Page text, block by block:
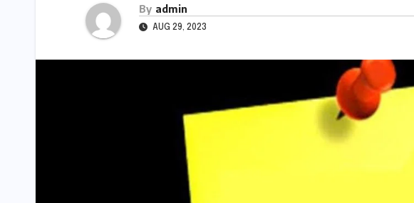
By admin
AUG 29, 2023